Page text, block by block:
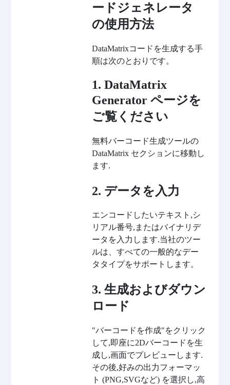
ードジェネレータ
の使用方法
DataMatrixコードを生成する手
順は次のとおりです。
1. DataMatrix
Generator ページを
ご覧ください
無料バーコード生成ツールの
DataMatrix セクションに移動し
ます.
2. データを入力
エンコードしたいテキスト,シ
リアル番号,またはバイナリデ
ータを入力します.当社のツー
ルは、すべての一般的なデー
タタイプをサポートします。
3. 生成およびダウン
ロード
"バーコードを作成"をクリック
して,即座に2Dバーコードを生
成し,画面でプレビューします.
その後,好みの出力フォーマッ
ト (PNG,SVGなど) を選択し,高